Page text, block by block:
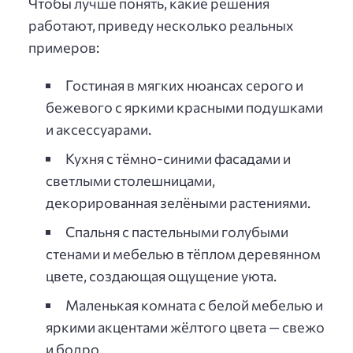
Чтобы лучше понять, какие решения
работают, приведу несколько реальных
примеров:
Гостиная в мягких нюансах серого и
бежевого с яркими красными подушками
и аксессуарами.
Кухня с тёмно-синими фасадами и
светлыми столешницами,
декорированная зелёными растениями.
Спальня с пастельными голубыми
стенами и мебелью в тёплом деревянном
цвете, создающая ощущение уюта.
Маленькая комната с белой мебелью и
яркими акцентами жёлтого цвета — свежо
и бодро.